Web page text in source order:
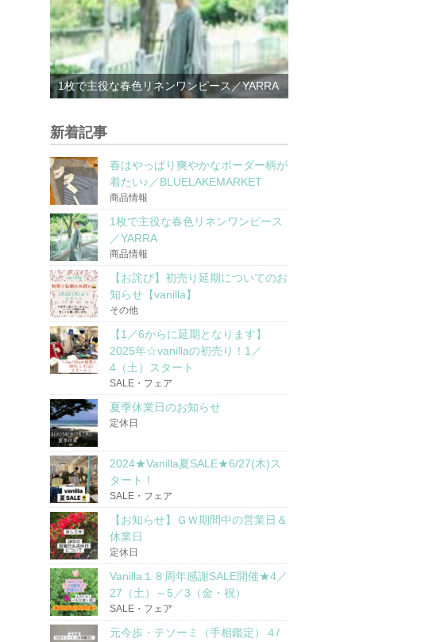
1枚で主役な春色リネンワンピース／YARRA
新着記事
春はやっぱり爽やかなボーダー柄が
着たい♪／BLUELAKEMARKET
商品情報
1枚で主役な春色リネンワンピース
／YARRA
商品情報
【お詫び】初売り延期についてのお
知らせ【vanilla】
その他
【1／6からに延期となります】
2025年☆vanillaの初売り！1／
4（土）スタート
SALE・フェア
夏季休業日のお知らせ
定休日
2024★Vanilla夏SALE★6/27(木)ス
タート！
SALE・フェア
【お知らせ】ＧＷ期間中の営業日＆
休業日
定休日
Vanilla１８周年感謝SALE開催★4／
27（土）～5／3（金・祝）
SALE・フェア
元今歩・テソーミ（手相鑑定）４/